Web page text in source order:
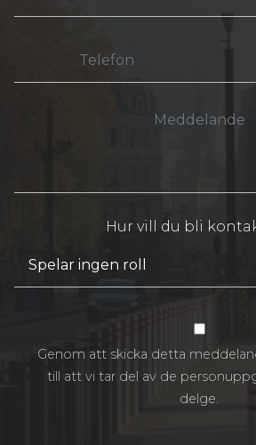
Hur vill du bli
Genom att skicka detta
till att vi tar del av de
delge.